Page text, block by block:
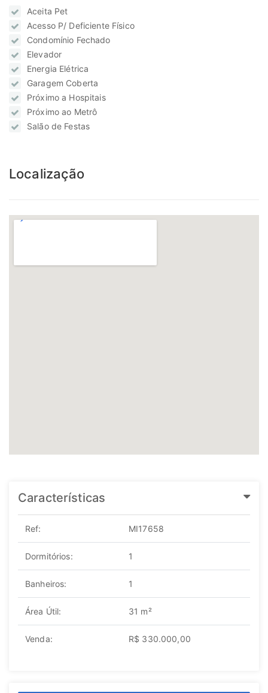
Aceita Pet
Acesso P/ Deficiente Físico
Condomínio Fechado
Elevador
Energia Elétrica
Garagem Coberta
Próximo a Hospitais
Próximo ao Metrô
Salão de Festas
Localização
Características
Ref: MI17658
Dormitórios: 1
Banheiros: 1
Área Útil: 31 m²
Venda: R$ 330.000,00